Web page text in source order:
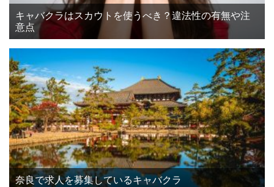
キャバクラはスカウトを使うべき？違法性の有無や注
意点
奈良で求人を募集しているキャバクラ